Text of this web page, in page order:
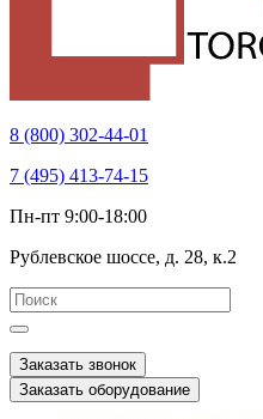
8 (800) 302-44-01
7 (495) 413-74-15
Пн-пт 9:00-18:00
Рублевское шоссе, д. 28, к.2
Заказать звонок
Заказать оборудование